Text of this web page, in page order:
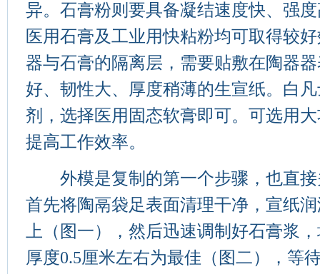
异。石膏粉则要具备凝结速度快、强
医用石膏及工业用快粘粉均可取得较
器与石膏的隔离层，需要贴敷在陶器
好、韧性大、厚度稍薄的生宣纸。白
剂，选择医用固态软膏即可。可选用
提高工作效率。
外模是复制的第一个步骤，也直接
首先将陶鬲袋足表面清理干净，宣纸
上（图一），然后迅速调制好石膏浆
厚度0.5厘米左右为最佳（图二），等